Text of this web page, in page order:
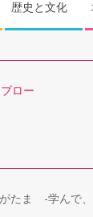
歴史と文化
ロー
ま -学んで、